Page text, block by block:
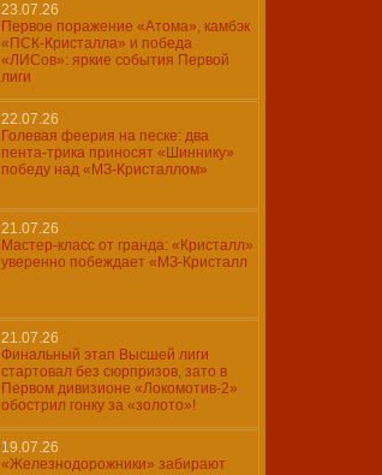
23.07.26
Первое поражение «Атома», камбэк
«ПСК-Кристалла» и победа
«ЛИСов»: яркие события Первой
лиги
22.07.26
Голевая феерия на песке: два
пента-трика приносят «Шиннику»
победу над «МЗ-Кристаллом»
21.07.26
Мастер-класс от гранда: «Кристалл»
уверенно побеждает «МЗ-Кристалл
21.07.26
Финальный этап Высшей лиги
стартовал без сюрпризов, зато в
Первом дивизионе «Локомотив-2»
обострил гонку за «золото»!
19.07.26
«Железнодорожники» забирают